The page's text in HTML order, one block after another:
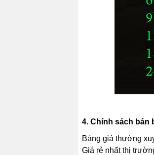
4. Chính sách bán
Bảng giá thường
Giá rẻ nhất thị